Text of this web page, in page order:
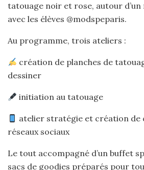
tatouage noir et rose, autour
avec les élèves @modspeparis.
Au programme, trois ateliers :
création de planches de
dessiner
initiation au tatouage
atelier stratégie et création de
réseaux sociaux
Le tout accompagné d’un buffet
sacs de goodies préparés pour